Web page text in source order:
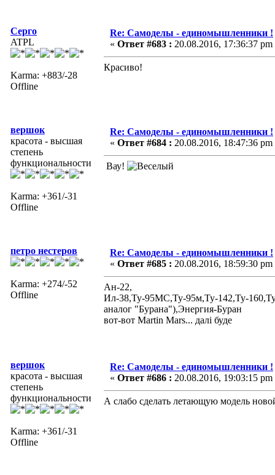
Серго
ATPL
Karma: +883/-28
Offline
Re: Самоделы - единомышленники !
« Ответ #683 : 20.08.2016, 17:36:37 pm
Красиво!
вершок
красота - высшая
степень
функциональности
Karma: +361/-31
Offline
Re: Самоделы - единомышленники !
« Ответ #684 : 20.08.2016, 18:47:36 pm
Вау!
петро нестеров
Karma: +274/-52
Offline
Re: Самоделы - единомышленники !
« Ответ #685 : 20.08.2016, 18:59:30 pm
Ан-22,
Ил-38,Ту-95МС,Ту-95м,Ту-142,Ту-
аналог "Бурана"),Энергия-Буран
вот-вот Martin Mars... далі буде
вершок
красота - высшая
степень
функциональности
Karma: +361/-31
Offline
Re: Самоделы - единомышленники !
« Ответ #686 : 20.08.2016, 19:03:15 pm
А слабо сделать летающую модель